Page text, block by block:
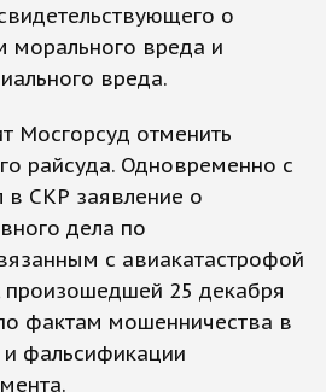
о
морального вреда и
вреда.
Мосгорсуд отменить
райсуда. Одновременно с
в СКР заявление о
дела по
с авиакатастрофой
25 декабря
фактам мошенничества в
фальсификации